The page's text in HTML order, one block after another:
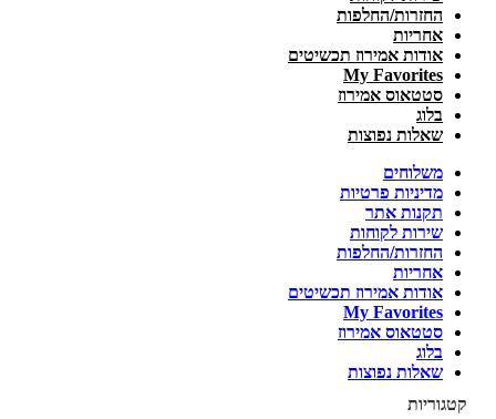
החזרות/החלפות
אחריות
אודות אמירוז תכשיטים
My Favorites
סטטאוס אמירוז
בלוג
שאלות נפוצות
משלוחים
מדיניות פרטיות
תקנות אתר
שירות לקוחות
החזרות/החלפות
אחריות
אודות אמירוז תכשיטים
My Favorites
סטטאוס אמירוז
בלוג
שאלות נפוצות
קטגוריות